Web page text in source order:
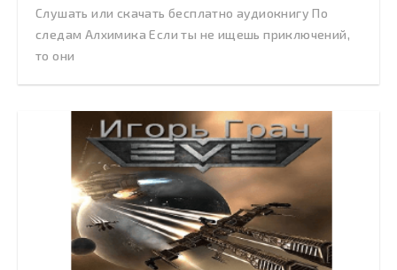
Слушать или скачать бесплатно аудиокнигу По
следам Алхимика Если ты не ищешь приключений,
то они